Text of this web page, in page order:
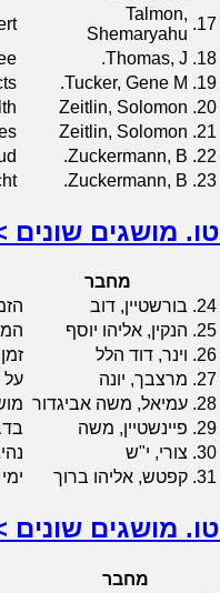
17.
Talmon,
Shemaryahu
18.
Thomas, J.
19.
Tucker, Gene M.
20.
Zeitlin, Solomon
21.
Zeitlin, Solomon
22.
Zuckermann, B.
23.
Zuckermann, B.
טו. מושגים שונים
מחבר
24. בורשטיין, דוב
25. הנקין, אליהו יוסף
26. וינר, דוד הלל
27. מרצבך, יונה על
28. עמיאל, משה אביגדור
29. פיינשטיין, משה
30. צורי, י"ש
31. קפטש, אליהו ברוך
טו. מושגים שונים
מחבר